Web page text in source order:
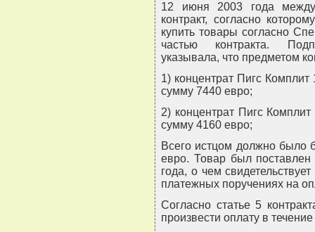
12 июня 2003 года
контракт, согласно
купить товары согласно
частью контракта.
указывала, что предметом
1) концентрат Пигс
сумму 7440 евро;
2) концентрат Пигс
сумму 4160 евро;
Всего истцом должно было
евро. Товар был
года, о чем
платежных поручениях на
Согласно статье 5
произвести оплату в